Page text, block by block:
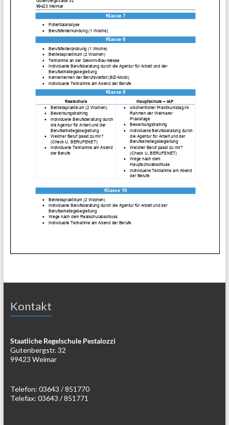
Kontakt
Staatliche Regelschule Pestalozzi
Gutenbergstr. 32
99423 Weimar
Telefon: 03643 / 851770
Telefax: 03643 / 851771